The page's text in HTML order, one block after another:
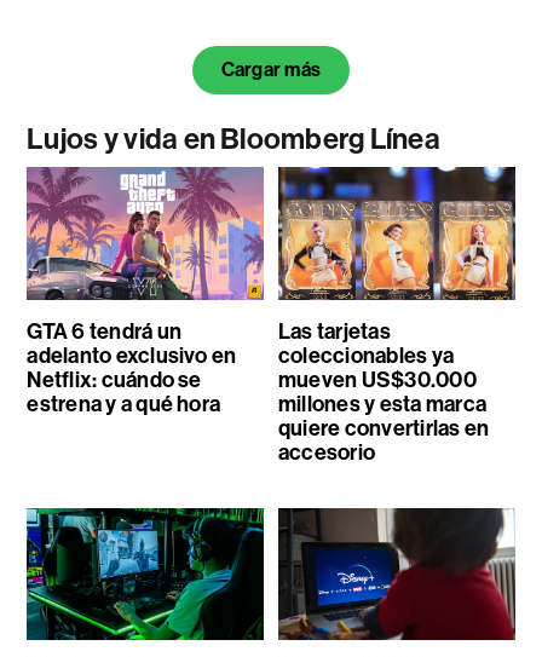
Cargar más
Lujos y vida en Bloomberg Línea
GTA 6 tendrá un
adelanto exclusivo en
Netflix: cuándo se
estrena y a qué hora
Las tarjetas
coleccionables ya
mueven US$30.000
millones y esta marca
quiere convertirlas en
accesorio